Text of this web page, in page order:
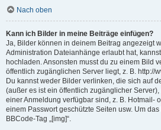
Nach oben
Kann ich Bilder in meine Beiträge einfügen?
Ja, Bilder können in deinem Beitrag angezeigt
Administration Dateianhänge erlaubt hat,
hochladen. Ansonsten musst du zu einem Bild
öffentlich zugänglichen Server liegt, z. B. http://
Du kannst weder Bilder verlinken, die sich auf
(außer es ist ein öffentlich zugänglicher
einer Anmeldung verfügbar sind, z. B. Hotmail-
einem Passwort geschützte Seiten usw. Um
BBCode-Tag „[img]“.